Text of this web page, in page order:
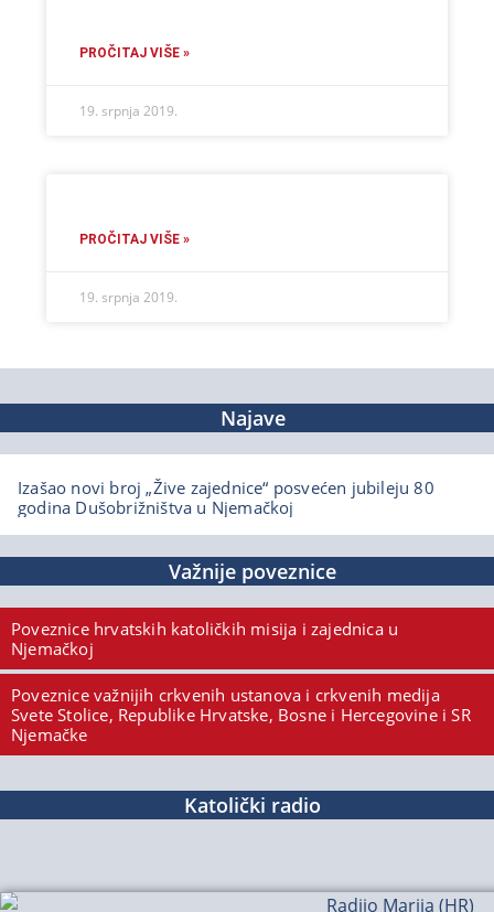
PROČITAJ VIŠE »
19. srpnja 2019.
PROČITAJ VIŠE »
19. srpnja 2019.
Najave
Izašao novi broj „Žive zajednice“ posvećen jubileju 80
godina Dušobrižništva u Njemačkoj
Važnije poveznice
Poveznice hrvatskih katoličkih misija i zajednica u
Njemačkoj
Poveznice važnijih crkvenih ustanova i crkvenih medija
Svete Stolice, Republike Hrvatske, Bosne i Hercegovine i SR
Njemačke
Katolički radio